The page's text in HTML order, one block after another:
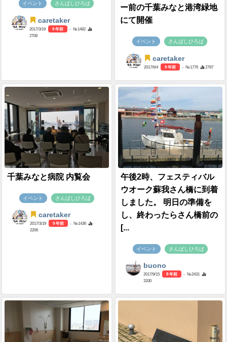
イベント さんばしひろば
caretaker
2017/3/19 9 年前
- №1482
2708
ー前の千葉みなと港湾緑地
にて開催
イベント さんばしひろば
caretaker
2017/6/4 9 年前 - №1776 2797
千葉みなと病院 内覧会
イベント さんばしひろば
caretaker
2017/3/19 9 年前
- №1436
2206
午後2時、フェスティバル
ウオーク蘇我さん橋に到着
しました。 明日の準備を
し、終わったらさん橋前の
[...
イベント さんばしひろば
buono
2017/9/15 8 年前
- №2431
3330